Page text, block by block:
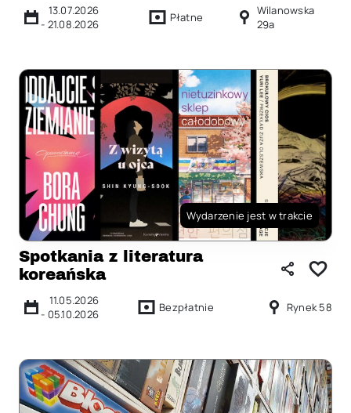
13.07.2026
- 21.08.2026 Płatne
Wilanowska
29a
Wydarzenie jest w trakcie
Spotkania z literatura
koreańska
11.05.2026
- 05.10.2026 Bezpłatnie Rynek 58